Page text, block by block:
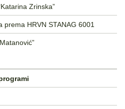
Zrinska”
prema HRVN STANAG 6001